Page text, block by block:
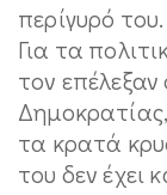
περίγυρό
Για τα
τον επέλεξαν
τα κρατά
του δεν έχει